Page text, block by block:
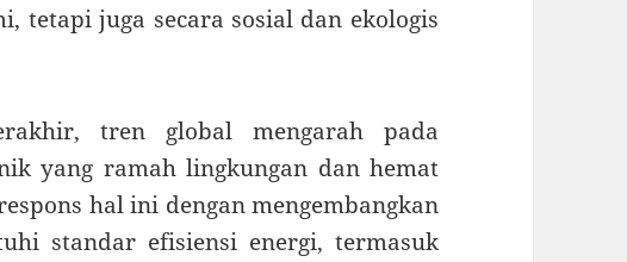
tetapi juga secara sosial dan ekologis
tren global mengarah pada
yang ramah lingkungan dan hemat
hal ini dengan mengembangkan
standar efisiensi energi, termasuk